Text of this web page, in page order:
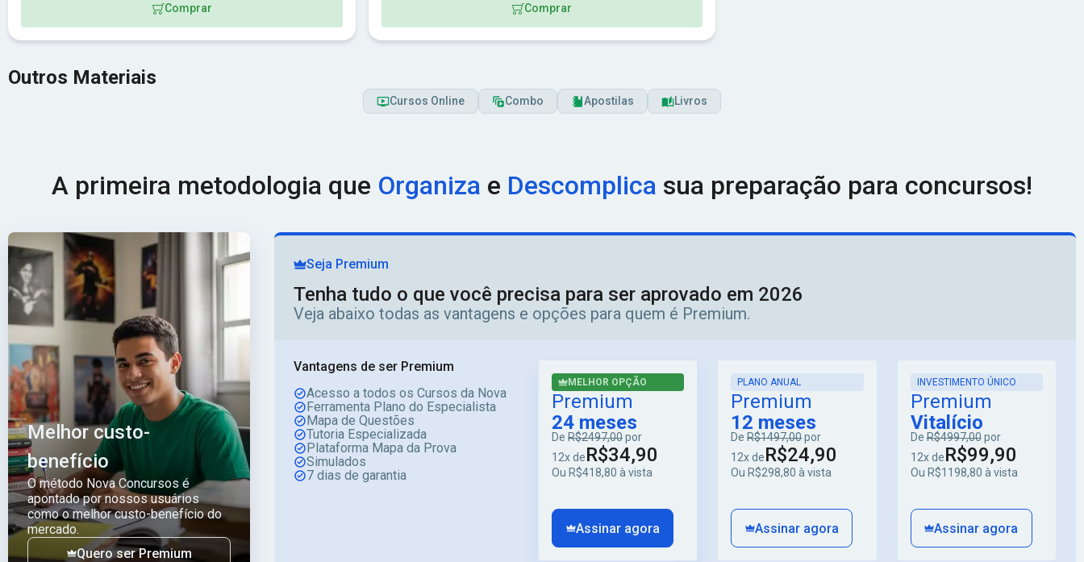
Comprar Comprar
Outros Materiais
Cursos Online Combo Apostilas Livros
A primeira metodologia que Organiza e Descomplica sua preparação para concursos!
Melhor custo-
benefício
O método Nova Concursos é
apontado por nossos usuários
como o melhor custo-benefício do
mercado.
Quero ser Premium
Seja Premium
Tenha tudo o que você precisa para ser aprovado em 2026
Veja abaixo todas as vantagens e opções para quem é Premium.
Vantagens de ser Premium
Acesso a todos os Cursos da Nova
Ferramenta Plano do Especialista
Mapa de Questões
Tutoria Especializada
Plataforma Mapa da Prova
Simulados
7 dias de garantia
MELHOR OPÇÃO
Premium
24 meses
De R$2497,00por
12x deR$34,90
Ou R$418,80 à vista
Assinar agora
PLANO ANUAL
Premium
12 meses
DeR$1497,00por
12x deR$24,90
Ou R$298,80 à vista
Assinar agora
INVESTIMENTO ÚNICO
Premium
Vitalício
DeR$4997,00por
12x deR$99,90
Ou R$1198,80 à vista
Assinar agora